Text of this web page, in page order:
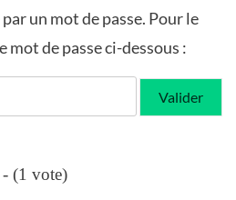
un mot de passe. Pour le
de passe ci-dessous :
(1 vote)